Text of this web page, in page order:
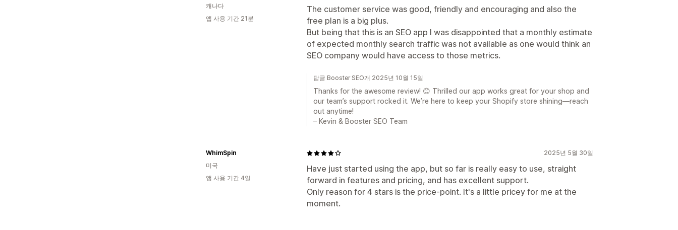
The customer service was good, friendly and encouraging and also the
free plan is a big plus.
But being that this is an SEO app I was disappointed that a monthly estimate
of expected monthly search traffic was not available as one would think an
SEO company would have access to those metrics.
캐나다
앱 사용 기간 21분
답글 Booster SEO개 2025년 10월 15일
Thanks for the awesome review! 😊 Thrilled our app works great for your shop and
our team’s support rocked it. We’re here to keep your Shopify store shining—reach
out anytime!
– Kevin & Booster SEO Team
2025년 5월 30일
Have just started using the app, but so far is really easy to use, straight
forward in features and pricing, and has excellent support.
Only reason for 4 stars is the price-point. It's a little pricey for me at the
moment.
WhimSpin
미국
앱 사용 기간 4일